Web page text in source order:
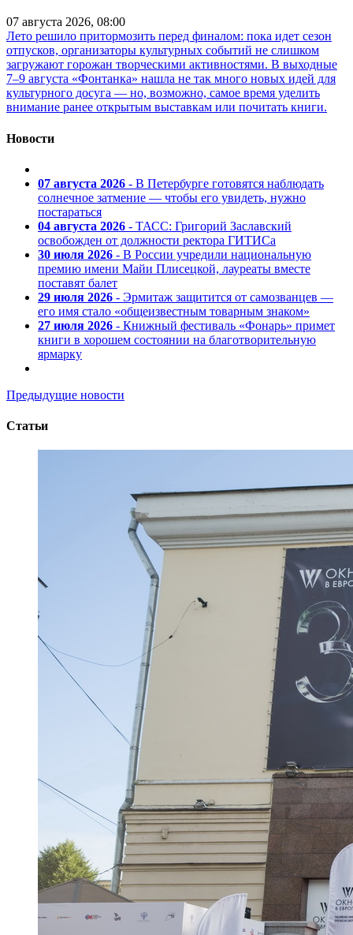
07 августа 2026, 08:00
Лето решило притормозить перед финалом: пока идет сезон
отпусков, организаторы культурных событий не слишком
загружают горожан творческими активностями. В выходные
7–9 августа «Фонтанка» нашла не так много новых идей для
культурного досуга — но, возможно, самое время уделить
внимание ранее открытым выставкам или почитать книги.
Новости
07 августа 2026 - В Петербурге готовятся наблюдать
солнечное затмение — чтобы его увидеть, нужно
постараться
04 августа 2026 - ТАСС: Григорий Заславский
освобожден от должности ректора ГИТИСа
30 июля 2026 - В России учредили национальную
премию имени Майи Плисецкой, лауреаты вместе
поставят балет
29 июля 2026 - Эрмитаж защитится от самозванцев —
его имя стало «общеизвестным товарным знаком»
27 июля 2026 - Книжный фестиваль «Фонарь» примет
книги в хорошем состоянии на благотворительную
ярмарку
Предыдущие новости
Статьи